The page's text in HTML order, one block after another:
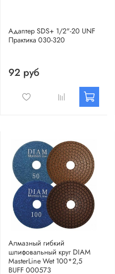
Адаптер SDS+ 1/2"-20 UNF
Практика 030-320
92 руб
Алмазный гибкий
шлифовальный круг DIAM
MasterLine Wet 100*2,5
BUFF 000573